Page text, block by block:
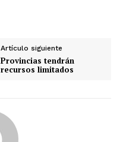
Artículo siguiente
Provincias tendrán
recursos limitados